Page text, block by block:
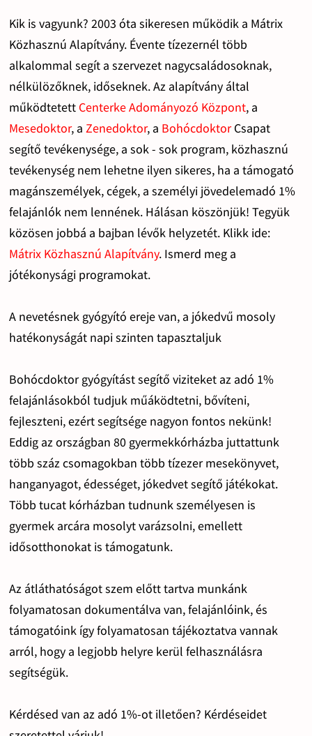
Kik is vagyunk? 2003 óta sikeresen működik a Mátrix
Közhasznú Alapítvány. Évente tízezernél több
alkalommal segít a szervezet nagycsaládosoknak,
nélkülözőknek, időseknek. Az alapítvány által
működtetett Centerke Adományozó Központ, a
Mesedoktor, a Zenedoktor, a BohócdoktorCsapat
segítő tevékenysége, a sok - sok program, közhasznú
tevékenység nem lehetne ilyen sikeres, ha a támogató
magánszemélyek, cégek, a személyi jövedelemadó 1%
felajánlók nem lennének. Hálásan köszönjük! Tegyük
közösen jobbá a bajban lévők helyzetét. Klikk ide:
Mátrix Közhasznú Alapítvány. Ismerd meg a
jótékonysági programokat.
A nevetésnek gyógyító ereje van, a jókedvű mosoly
hatékonyságát napi szinten tapasztaljuk
Bohócdoktor gyógyítást segítő viziteket az adó 1%
felajánlásokból tudjuk műáködtetni, bővíteni,
fejleszteni, ezért segítsége nagyon fontos nekünk!
Eddig az országban 80 gyermekkórházba juttattunk
több száz csomagokban több tízezer mesekönyvet,
hanganyagot, édességet, jókedvet segítő játékokat.
Több tucat kórházban tudnunk személyesen is
gyermek arcára mosolyt varázsolni, emellett
idősotthonokat is támogatunk.
Az átláthatóságot szem előtt tartva munkánk
folyamatosan dokumentálva van, felajánlóink, és
támogatóink így folyamatosan tájékoztatva vannak
arról, hogy a legjobb helyre kerül felhasználásra
segítségük.
Kérdésed van az adó 1%-ot illetően? Kérdéseidet